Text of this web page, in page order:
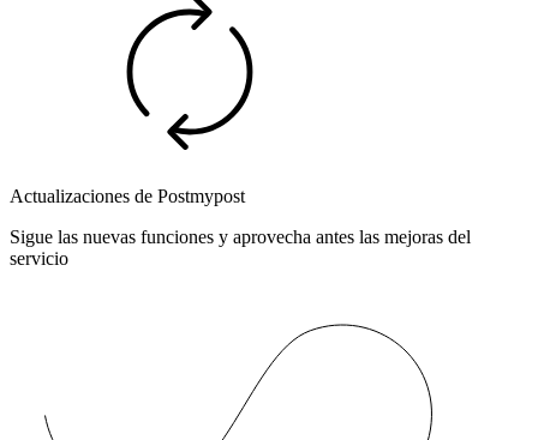
Actualizaciones de Postmypost
Sigue las nuevas funciones y aprovecha antes las mejoras del
servicio